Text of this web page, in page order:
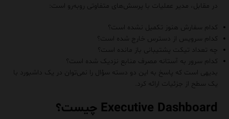
در مقابل، مدیر عملیات با پرسش‌های متفاوتی روبه‌رو است:
کدام سفارش هنوز تکمیل نشده است؟
کدام سرویس از دسترس خارج شده است؟
چه تعداد تیکت پشتیبانی باز مانده است؟
کدام سرور به آستانه مصرف منابع نزدیک شده است؟
بدیهی است که پاسخ به این دو دسته سؤال را نمی‌توان در یک داشبورد با
یک سطح از جزئیات ارائه کرد.
Executive Dashboard چیست؟